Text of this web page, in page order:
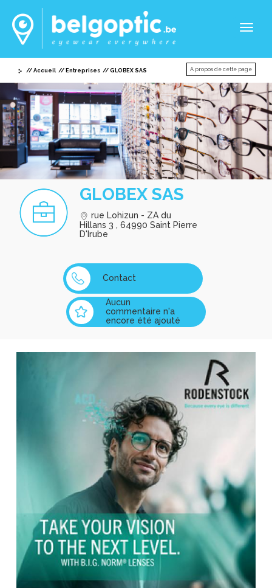
Accueil Entreprises GLOBEX SAS A propos de cette page
GLOBEX SAS
rue Lohizun - ZA du
Hillans 3 , 64990 Saint Pierre
D'Irube
Contact
Aucun
commentaire n'a
encore été ajouté